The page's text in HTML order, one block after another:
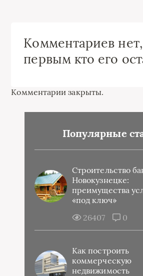
Комментариев
первым кто его
Комментарии закрыты.
Популярные
Строительство
Новокузнецке:
преимущества
«под ключ»
26407
0
Как построить
коммерческую
недвижимость